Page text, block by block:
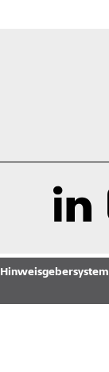
Hinweisgebersystem